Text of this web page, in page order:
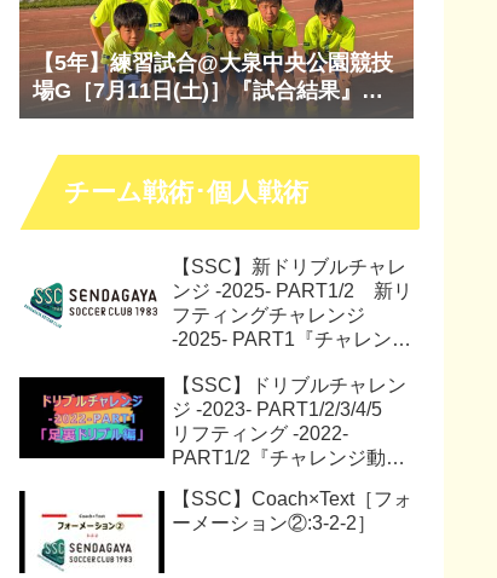
【5年】練習試合@大泉中央公園競技
場G［7月11日(土)］『試合結果』
『マッチレポート』『試合動画』
チーム戦術･個人戦術
【SSC】新ドリブルチャレ
ンジ -2025- PART1/2 新リ
フティングチャレンジ
-2025- PART1『チャレンジ
画』
【SSC】ドリブルチャレン
ジ -2023- PART1/2/3/4/5
リフティング -2022-
PART1/2『チャレンジ動
【SSC】Coach×Text［フォ
ーメーション②:3-2-2］